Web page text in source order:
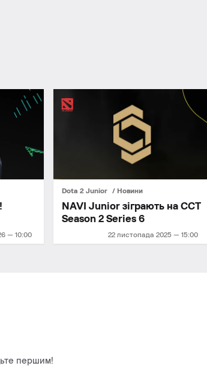
— 10:00
Dota 2 Junior Новини
22 листопада 2025 — 15:00
NAVI Junior зіграють на CCT
Season 2 Series 6
першим!